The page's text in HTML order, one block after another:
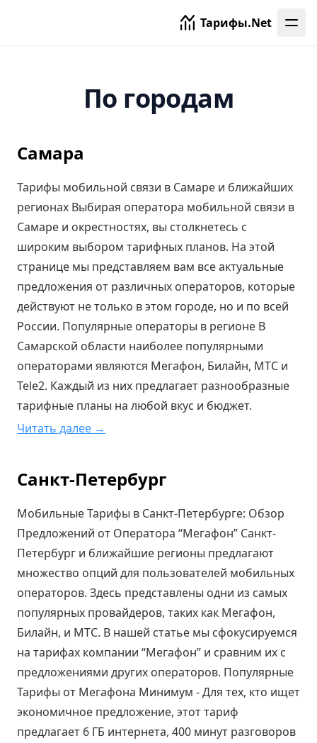
Тарифы.Net
По городам
Самара
Тарифы мобильной связи в Самаре и ближайших
регионах Выбирая оператора мобильной связи в
Самаре и окрестностях, вы столкнетесь с
широким выбором тарифных планов. На этой
странице мы представляем вам все актуальные
предложения от различных операторов, которые
действуют не только в этом городе, но и по всей
России. Популярные операторы в регионе В
Самарской области наиболее популярными
операторами являются Мегафон, Билайн, МТС и
Tele2. Каждый из них предлагает разнообразные
тарифные планы на любой вкус и бюджет.
Читать далее →
Санкт-Петербург
Мобильные Тарифы в Санкт-Петербурге: Обзор
Предложений от Оператора “Мегафон” Санкт-
Петербург и ближайшие регионы предлагают
множество опций для пользователей мобильных
операторов. Здесь представлены одни из самых
популярных провайдеров, таких как Мегафон,
Билайн, и МТС. В нашей статье мы сфокусируемся
на тарифах компании “Мегафон” и сравним их с
предложениями других операторов. Популярные
Тарифы от Мегафона Минимум - Для тех, кто ищет
экономичное предложение, этот тариф
предлагает 6 ГБ интернета, 400 минут разговоров